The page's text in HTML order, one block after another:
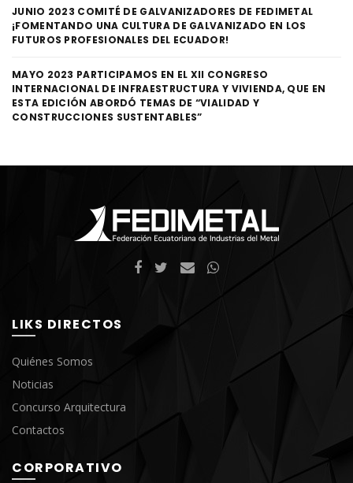
JUNIO 2023 COMITÉ DE GALVANIZADORES DE FEDIMETAL
¡FOMENTANDO UNA CULTURA DE GALVANIZADO EN LOS
FUTUROS PROFESIONALES DEL ECUADOR!
MAYO 2023 PARTICIPAMOS EN EL XII CONGRESO
INTERNACIONAL DE INFRAESTRUCTURA Y VIVIENDA, QUE EN
ESTA EDICIÓN ABORDÓ TEMAS DE “VIALIDAD Y
CONSTRUCCIONES SUSTENTABLES”
LIKS DIRECTOS
Quiénes Somos
Noticias
Concurso Arquitectura
Contactos
CORPORATIVO